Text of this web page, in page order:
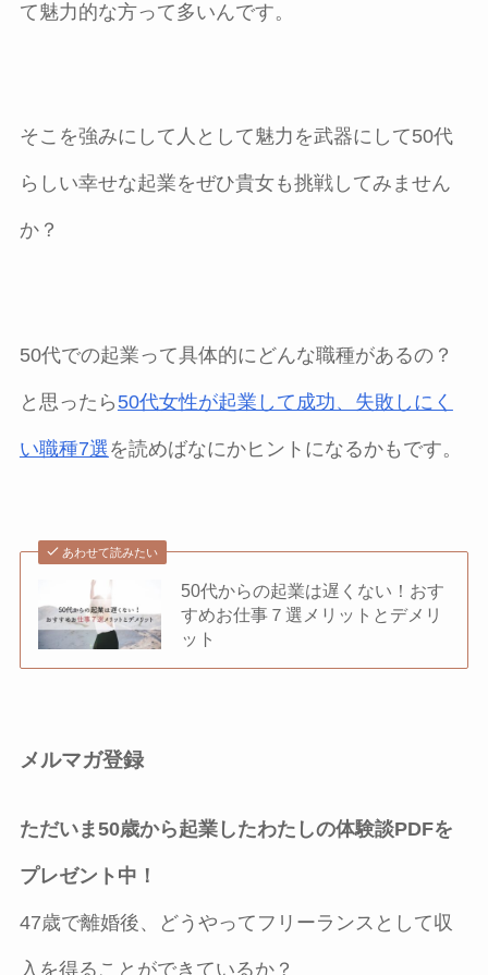
て魅力的な方って多いんです。
そこを強みにして人として魅力を武器にして50代
らしい幸せな起業をぜひ貴女も挑戦してみません
か？
50代での起業って具体的にどんな職種があるの？
と思ったら 50代女性が起業して成功、失敗しにく
い職種7選 を読めばなにかヒントになるかもです。
あわせて読みたい
50代からの起業は遅くない！おす
すめお仕事７選メリットとデメリ
ット
メルマガ登録
ただいま50歳から起業したわたしの体験談PDFを
プレゼント中！
47歳で離婚後、どうやってフリーランスとして収
入を得ることができているか？